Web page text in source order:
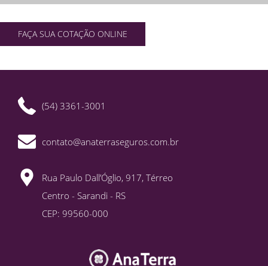
FAÇA SUA COTAÇÃO ONLINE
(54) 3361-3001
contato@anaterraseguros.com.br
Rua Paulo Dall’Óglio, 917, Térreo
Centro - Sarandi - RS
CEP: 99560-000